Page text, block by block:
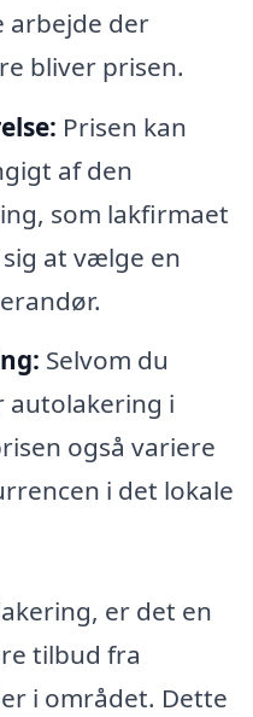
arbejde der
bliver prisen.
Prisen kan
af den
som lakfirmaet
at vælge en
Selvom du
autolakering i
også variere
i det lokale
er det en
tilbud fra
i området. Dette